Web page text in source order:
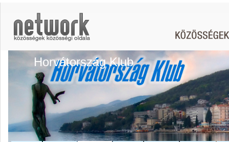
Horvátország Klub